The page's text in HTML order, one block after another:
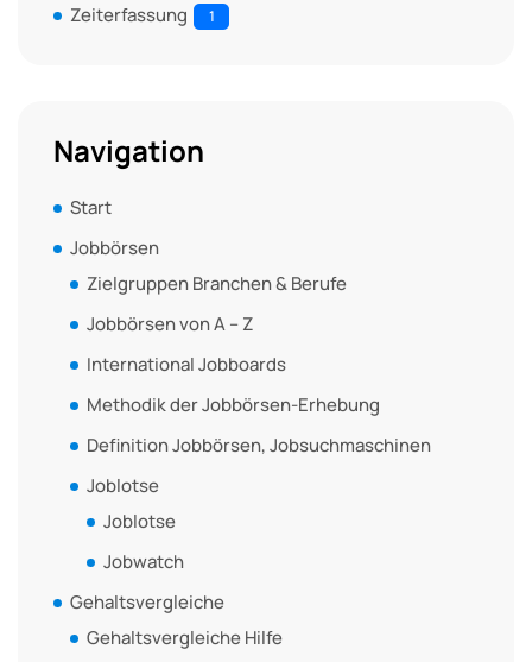
Zeiterfassung 1
Navigation
Start
Jobbörsen
Zielgruppen Branchen & Berufe
Jobbörsen von A – Z
International Jobboards
Methodik der Jobbörsen-Erhebung
Definition Jobbörsen, Jobsuchmaschinen
Joblotse
Joblotse
Jobwatch
Gehaltsvergleiche
Gehaltsvergleiche Hilfe